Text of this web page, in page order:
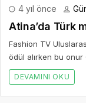
4 yıl önce
Atina’da Türk
Fashion TV
ödül alırken bu onur
DEVAMINI OKU